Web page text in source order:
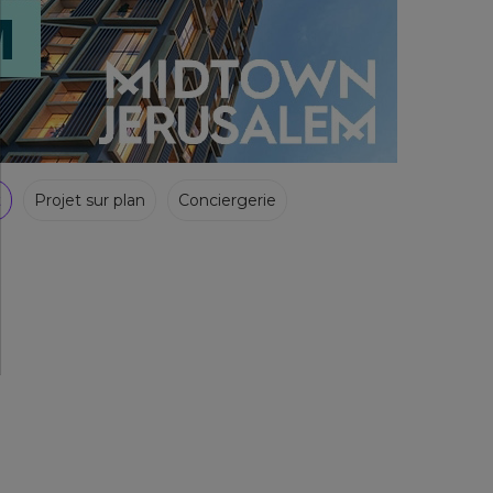
Projet sur plan Conciergerie